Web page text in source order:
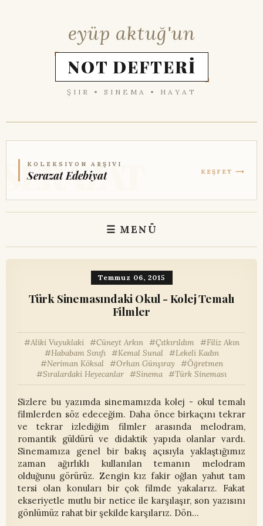
eyüp aktuğ'un
NOT DEFTERİ
ŞIIR • SINEMA • HAYAT
KOLEKSIYON ARŞIVI
Serazat Edebiyat KEŞFET ⟶
☰ MENÜ
Temmuz 06, 2015
Türk Sinemasındaki Okul - Kolej Temalı
Filmler
Aliki Vuyuklaki Cüneyt Arkın Çıtkırıldım
Filiz Akın
Hababam Sınıfı
Kemal Sunal
Lekeli Kadın
Neriman Köksal
Orhan Günşıray
Öğretmen
Sıralardaki Heyecanlar
Sinema Türk Sineması
Sizlere bu yazımda sinemamızda kolej - okul temalı
filmlerden söz edeceğim. Daha önce birkaçını tekrar
ve tekrar izlediğim filmler arasında melodram,
romantik güldürü ve didaktik yapıda olanlar vardı.
Sinemamıza genel bir bakış açısıyla yaklaştığımız
zaman ağırlıklı kullanılan temanın melodram
olduğunu görürüz. Zengin kız fakir oğlan yahut tam
tersi olan konuları bir çok filmde yakalarız. Fakat
ekseriyetle mutlu bir netice ile karşılaşır, son yazısını
gönlümüz rahat bir şekilde karşılarız. Dön…